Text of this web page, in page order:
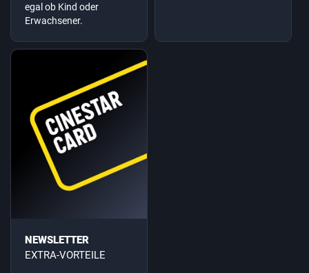
egal ob Kind oder
Erwachsener.
NEWSLETTER
EXTRA-VORTEILE